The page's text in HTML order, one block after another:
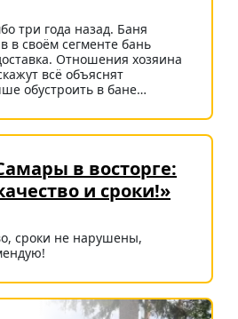
три года назад. Баня
в своём сегменте бань
Отношения хозяина
всё объяснят
обустроить в бане…
в восторге:
и сроки!»
сроки не нарушены,